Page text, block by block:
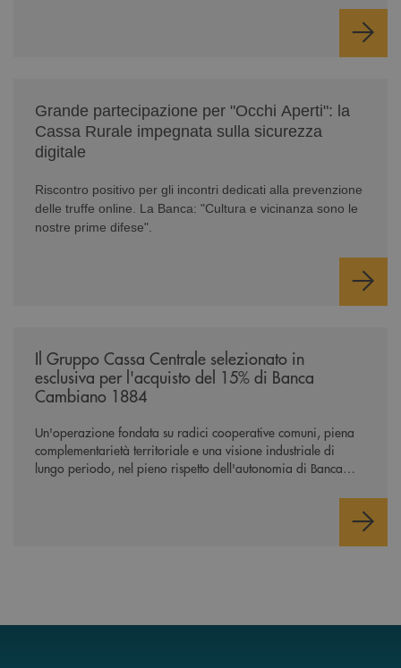
Grande partecipazione per "Occhi Aperti": la
Cassa Rurale impegnata sulla sicurezza
digitale
Riscontro positivo per gli incontri dedicati alla prevenzione
delle truffe online. La Banca: "Cultura e vicinanza sono le
nostre prime difese".
Il Gruppo Cassa Centrale selezionato in
esclusiva per l'acquisto del 15% di Banca
Cambiano 1884
Un'operazione fondata su radici cooperative comuni, piena
complementarietà territoriale e una visione industriale di
lungo periodo, nel pieno rispetto dell'autonomia di Banca
negoziazione esclusiva per la finalizzazione dell’operazione.